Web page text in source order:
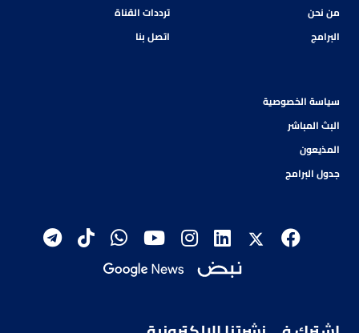
من نحن
البرامج
ترددات القناة
اتصل بنا
سياسة الخصوصية
البث المباشر
المذيعون
جدول البرامج